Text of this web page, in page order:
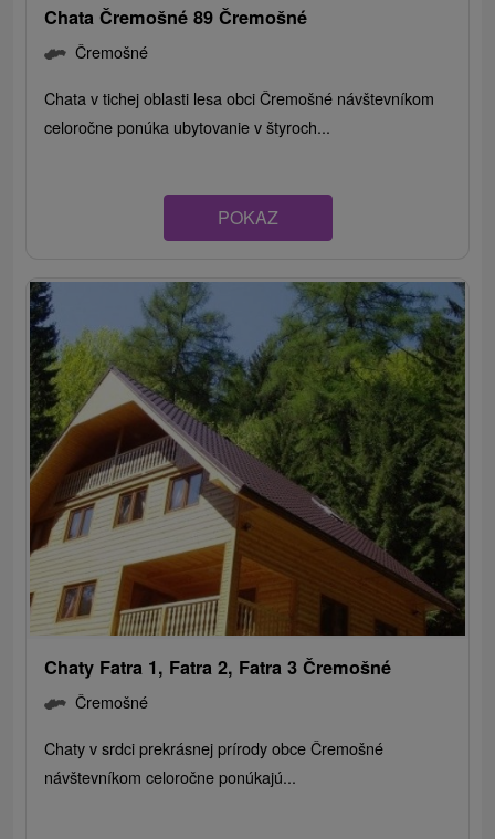
Chata Čremošné 89 Čremošné
Čremošné
Chata v tichej oblasti lesa obci Čremošné návštevníkom
celoročne ponúka ubytovanie v štyroch...
POKAZ
Chaty Fatra 1, Fatra 2, Fatra 3 Čremošné
Čremošné
Chaty v srdci prekrásnej prírody obce Čremošné
návštevníkom celoročne ponúkajú...